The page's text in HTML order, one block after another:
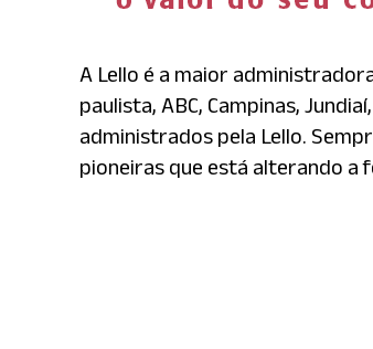
A Lello é a maior
paulista, ABC, Campinas,
administrados pela Lello.
pioneiras que está alterando a